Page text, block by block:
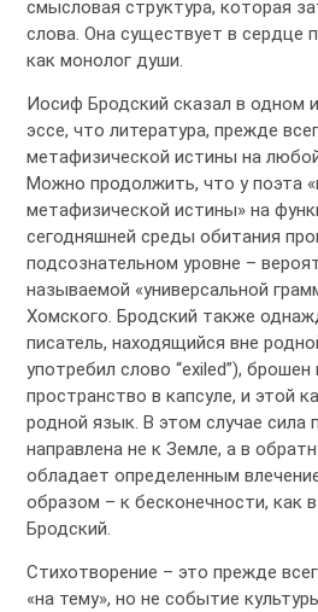
смысловая структура, которая
слова. Она существует в сердце
как монолог души.
Иосиф Бродский сказал в одном
эссе, что литература, прежде
метафизической истины на
Можно продолжить, что у поэта
метафизической истины» на
сегодняшней среды обитания
подсознательном уровне –
называемой «универсальной
Хомского. Бродский также
писатель, находящийся вне
употребил слово “exiled”),
пространство в капсуле, и этой
родной язык. В этом случае сила
направлена не к Земле, а в
обладает определенным
образом – к бесконечности, как
Бродский.
Стихотворение – это прежде
«на тему», но не событие